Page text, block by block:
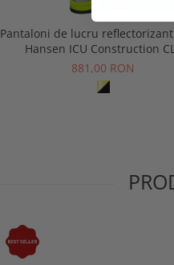
Pantaloni de lucru
Hansen ICU Construction
881,00 RON